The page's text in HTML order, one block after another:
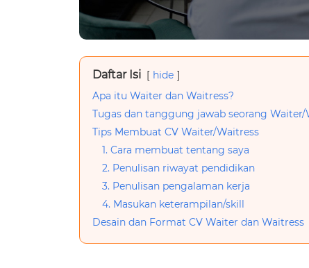
Daftar Isi
hide
Apa itu Waiter dan Waitress?
Tugas dan tanggung jawab seorang Waiter/
Tips Membuat CV Waiter/Waitress
1. Cara membuat tentang saya
2. Penulisan riwayat pendidikan
3. Penulisan pengalaman kerja
4. Masukan keterampilan/skill
Desain dan Format CV Waiter dan Waitress